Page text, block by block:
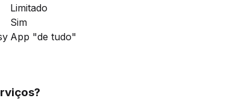
Limitado
Sim
App "de tudo"